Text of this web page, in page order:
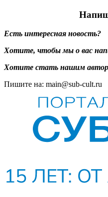
Есть интересная новость?
Хотите, чтобы мы о вас
Хотите стать нашим
Пишите на: main@sub-cult.ru